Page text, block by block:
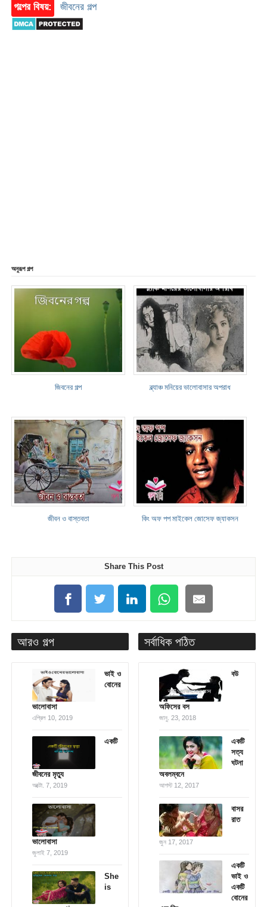
গল্পের বিষয়: জীবনের গল্প
অনুরূপ গল্প
জিবনের গল্প ব্ল্যাঞ্চ মনিয়ের ভালোবাসার অপরাধ
জীবন ও বাস্তবতা কিং অফ পপ মাইকেল জোসেফ জ্যাকসন
Share This Post
আরও গল্প
ভাই ও
বোনের
ভালোবাসা
এপ্রিল 10, 2019
একটি
জীবনের মৃত্যু
অক্টো. 7, 2019
ভালোবাসা
জুলাই 7, 2019
She
is
সর্বাধিক পঠিত
বউ
অফিসের বস
জানু. 23, 2018
একটি
সত্য
ঘটনা
অবলম্বনে
আগস্ট 12, 2017
বাসর
রাত
জুন 17, 2017
একটি
ভাই ও
একটি
বোনের